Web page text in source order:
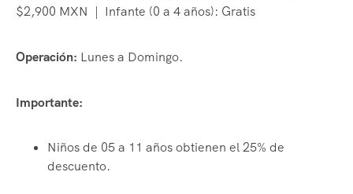
$2,900 MXN | Infante (0 a 4 años): Gratis
Operación: Lunes a Domingo.
Importante:
Niños de 05 a 11 años obtienen el 25% de
descuento.